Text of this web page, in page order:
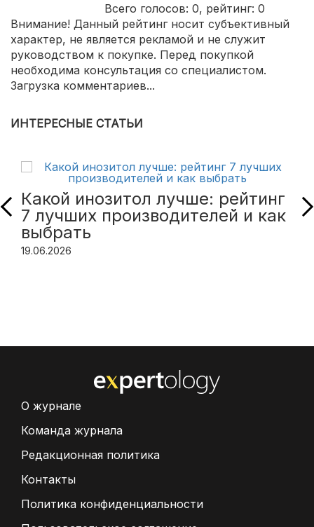
Всего голосов: 0, рейтинг: 0
Внимание! Данный рейтинг носит субъективный
характер, не является рекламой и не служит
руководством к покупке. Перед покупкой
необходима консультация со специалистом.
Загрузка комментариев...
ИНТЕРЕСНЫЕ СТАТЬИ
Какой инозитол лучше: рейтинг
7 лучших производителей и как
выбрать
19.06.2026
О журнале
Команда журнала
Редакционная политика
Контакты
Политика конфиденциальности